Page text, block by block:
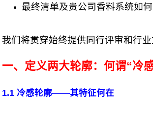
最终清单及贵公司香料系统如
我们将贯穿始终提供同行评审和行
一、定义两大轮廓：何谓“冷
1.1 冷感轮廓——其特征何在